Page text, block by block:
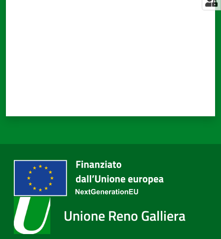
Unione Reno Galliera